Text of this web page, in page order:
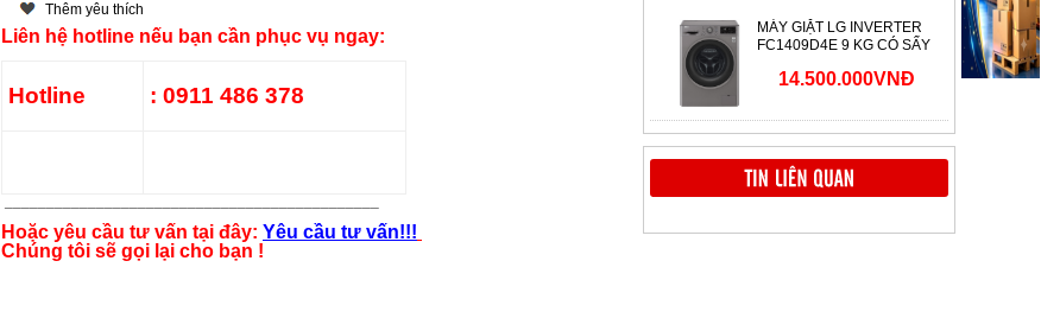
Thêm yêu thích
Liên hệ hotline nếu bạn cần phục vụ ngay:
Hotline : 0911 486 378
Hoặc yêu cầu tư vấn tại đây: Yêu cầu tư vấn!!!
Chúng tôi sẽ gọi lại cho bạn !
MÁY GIẶT LG INVERTER
FC1409D4E 9 KG CÓ SẤY
14.500.000VNĐ